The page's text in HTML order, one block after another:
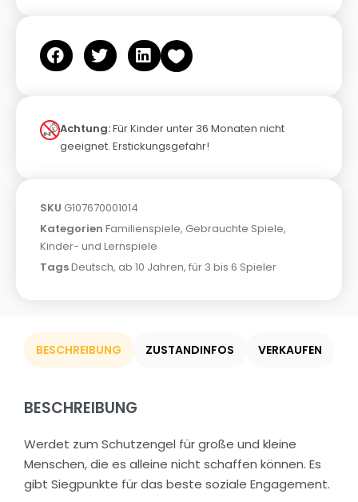
Achtung:Für Kinder unter 36 Monaten nicht
geeignet. Erstickungsgefahr!
SKU G107670001014
Kategorien Familienspiele, Gebrauchte Spiele,
Kinder- und Lernspiele
TagsDeutsch, ab 10 Jahren, für 3 bis 6 Spieler
BESCHREIBUNG ZUSTANDINFOS VERKAUFEN
BESCHREIBUNG
Werdet zum Schutzengel für große und kleine
Menschen, die es alleine nicht schaffen können. Es
gibt Siegpunkte für das beste soziale Engagement.